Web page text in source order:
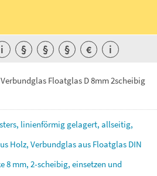
Floatglas D 8mm 2scheibig
linienförmig gelagert, allseitig,
Holz, Verbundglasaus Floatglas DIN
8 mm, 2-scheibig, einsetzen und
i § § § € i